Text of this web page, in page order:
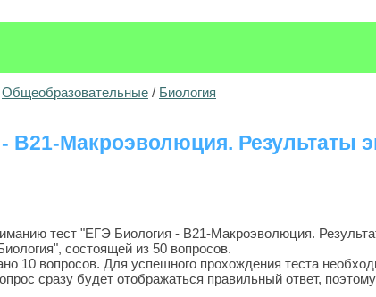
Общеобразовательные / Биология
B21-Макроэволюция. Результаты
тест "ЕГЭ Биология - B21-Макроэволюция.
состоящей из 50 вопросов.
10 вопросов. Для успешного прохождения теста
сразу будет отображаться правильный ответ,